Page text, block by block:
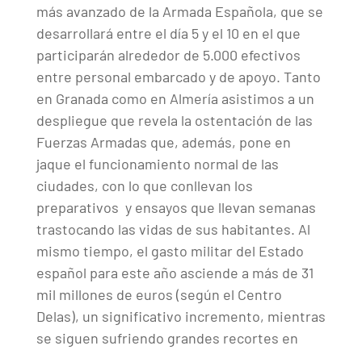
más avanzado de la Armada Española, que se
desarrollará entre el día 5 y el 10 en el que
participarán alrededor de 5.000 efectivos
entre personal embarcado y de apoyo. Tanto
en Granada como en Almería asistimos a un
despliegue que revela la ostentación de las
Fuerzas Armadas que, además, pone en
jaque el funcionamiento normal de las
ciudades, con lo que conllevan los
preparativos y ensayos que llevan semanas
trastocando las vidas de sus habitantes. Al
mismo tiempo, el gasto militar del Estado
español para este año asciende a más de 31
mil millones de euros (según el Centro
Delas), un significativo incremento, mientras
se siguen sufriendo grandes recortes en